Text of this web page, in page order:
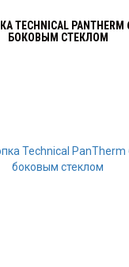
TECHNICAL
БОКОВЫМ СТЕКЛОМ